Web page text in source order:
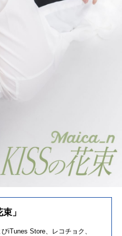
」
びiTunes Store、レコチョク、